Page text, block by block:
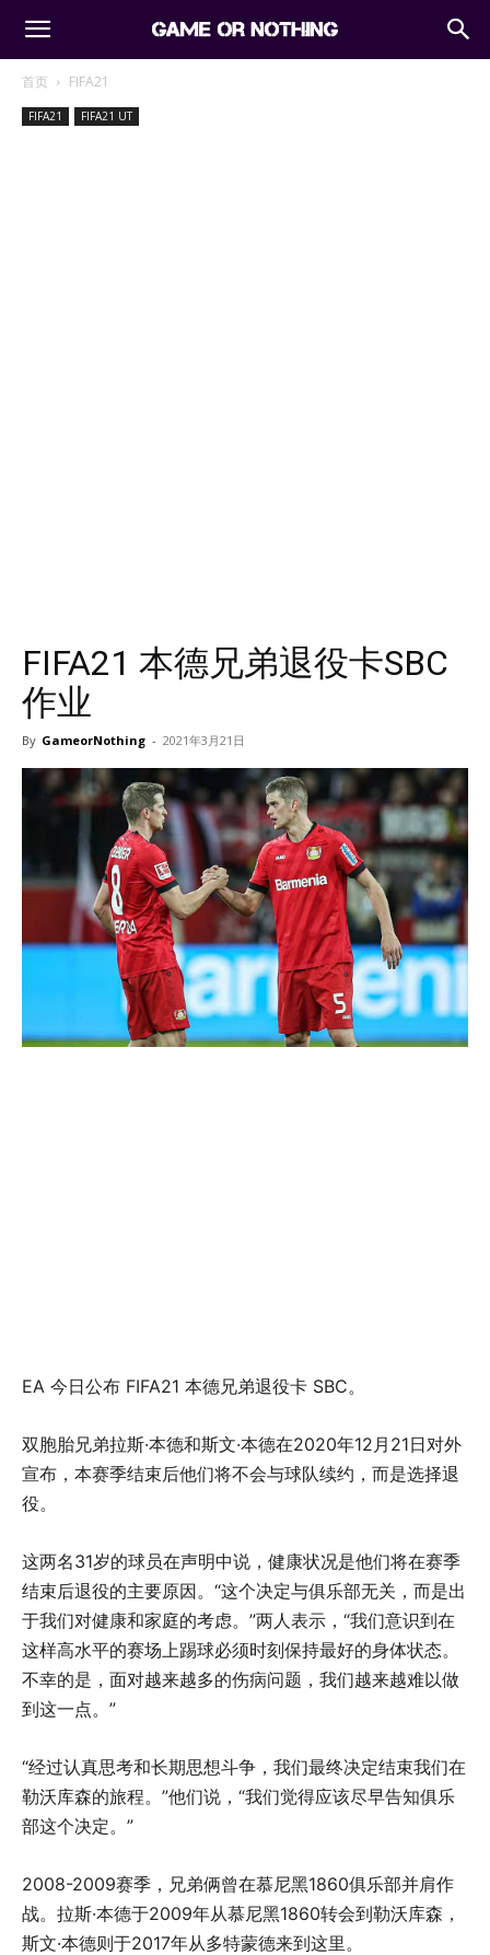
首页 FIFA21
FIFA21 FIFA21 UT
FIFA21 本德兄弟退役卡SBC
作业
By GameorNothing - 2021年3月21日
EA 今日公布 FIFA21 本德兄弟退役卡 SBC。
双胞胎兄弟拉斯·本德和斯文·本德在2020年12月21日对外
宣布，本赛季结束后他们将不会与球队续约，而是选择退
役。
这两名31岁的球员在声明中说，健康状况是他们将在赛季
结束后退役的主要原因。“这个决定与俱乐部无关，而是出
于我们对健康和家庭的考虑。”两人表示，“我们意识到在
这样高水平的赛场上踢球必须时刻保持最好的身体状态。
不幸的是，面对越来越多的伤病问题，我们越来越难以做
到这一点。”
“经过认真思考和长期思想斗争，我们最终决定结束我们在
勒沃库森的旅程。”他们说，“我们觉得应该尽早告知俱乐
部这个决定。”
2008-2009赛季，兄弟俩曾在慕尼黑1860俱乐部并肩作
战。拉斯·本德于2009年从慕尼黑1860转会到勒沃库森，
斯文·本德则于2017年从多特蒙德来到这里。